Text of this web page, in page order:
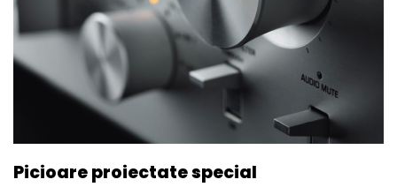
Picioare proiectate special